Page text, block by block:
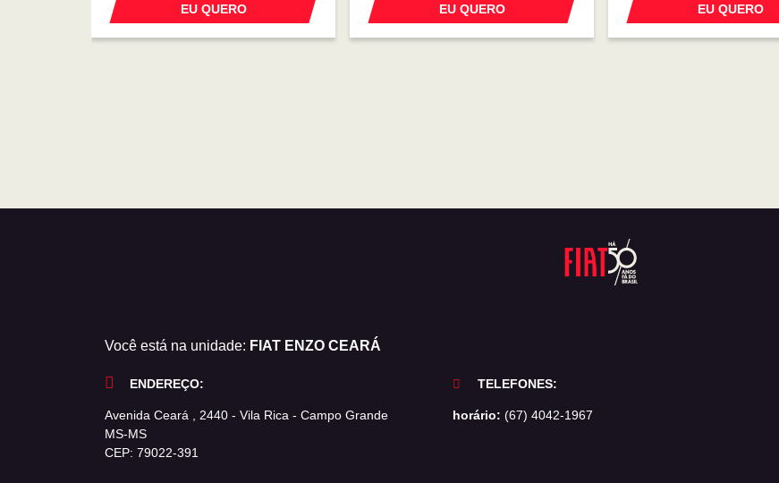
EU QUERO EU QUERO EU QUERO
Você está na unidade: FIAT ENZO CEARÁ
ENDEREÇO:
Avenida Ceará , 2440 - Vila Rica - Campo Grande
MS-MS
CEP: 79022-391
TELEFONES:
horário: (67) 4042-1967